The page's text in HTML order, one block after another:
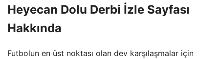
Heyecan Dolu Derbi İzle Sayfası
Hakkında
Futbolun en üst noktası olan dev karşılaşmalar için